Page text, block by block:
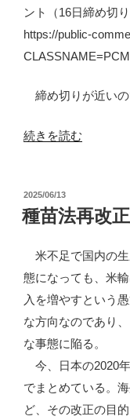
物？
険
の
方
ント（16日締め切り
https://public-
締め切りが近いの
“種
再
改
た
パ
続きを読む
投
稿
日:
2025/06/13
種苗法再改
米不足で国内の
態になっても、米
入を増やすという
な方向なのであり
な事態に陥る。
今、日本の2020
でまとめている。
ど、その改正の目